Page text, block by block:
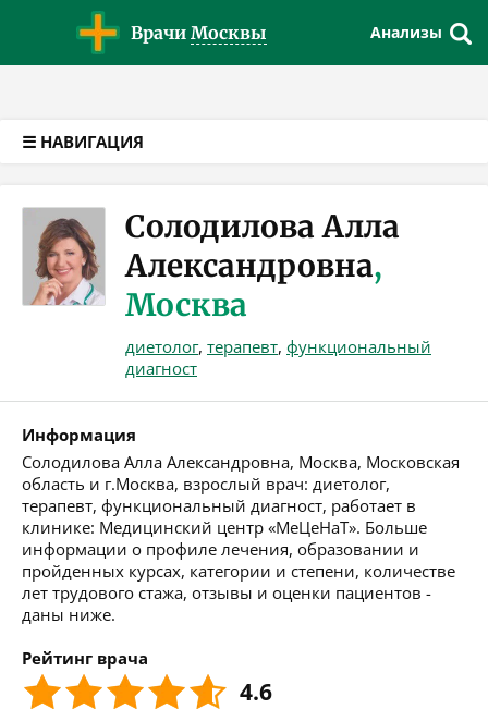
Врачи Москвы Анализы
☰ НАВИГАЦИЯ
Солодилова Алла
Александровна,
Москва
диетолог, терапевт, функциональный
диагност
Информация
Солодилова Алла Александровна, Москва, Московская
область и г.Москва, взрослый врач: диетолог,
терапевт, функциональный диагност, работает в
клинике: Медицинский центр «МеЦеНаТ». Больше
информации о профиле лечения, образовании и
пройденных курсах, категории и степени, количестве
лет трудового стажа, отзывы и оценки пациентов -
даны ниже.
Рейтинг врача
4.6